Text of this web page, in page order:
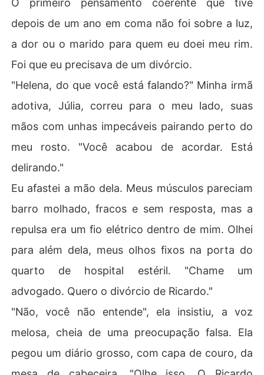
O primeiro pensamento coerente que tive
depois de um ano em coma não foi sobre a luz,
a dor ou o marido para quem eu doei meu rim.
Foi que eu precisava de um divórcio.
"Helena, do que você está falando?" Minha irmã
adotiva, Júlia, correu para o meu lado, suas
mãos com unhas impecáveis pairando perto do
meu rosto. "Você acabou de acordar. Está
delirando."
Eu afastei a mão dela. Meus músculos pareciam
barro molhado, fracos e sem resposta, mas a
repulsa era um fio elétrico dentro de mim. Olhei
para além dela, meus olhos fixos na porta do
quarto de hospital estéril. "Chame um
advogado. Quero o divórcio de Ricardo."
"Não, você não entende", ela insistiu, a voz
melosa, cheia de uma preocupação falsa. Ela
pegou um diário grosso, com capa de couro, da